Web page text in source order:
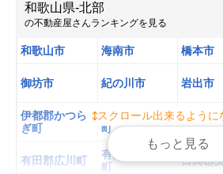
和歌山県-北部
の不動産屋さんランキングを見る
和歌山市 海南市 橋本市
御坊市 紀の川市 岩出市
伊都郡かつら
ぎ町
伊都郡九度山
町
伊都郡
有田郡広川町
有田郡有田川
町
日高郡
スクロール出来るように
もっと見る
スクロール出来るように
もっと見る